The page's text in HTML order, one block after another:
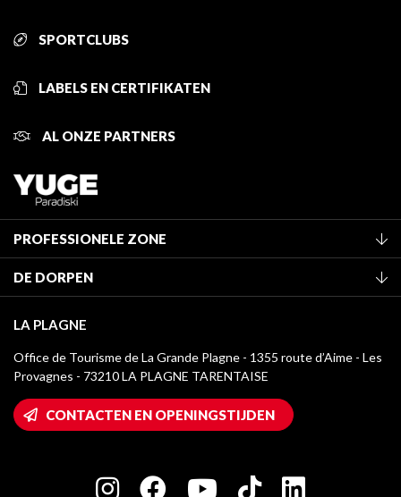
SPORTCLUBS
LABELS EN CERTIFIKATEN
AL ONZE PARTNERS
PROFESSIONELE ZONE
Classificatie van de gemeubileerde accommodaties
Verblijfstaks
Mediatheek
La Plagne logo's
Wifi toegang
Huis van de eigenaar
Charter van toegewijde spelers
DE DORPEN
Montchavin - Les Coches
Champagny-en-Vanoise
Plagne 1800
LA PLAGNE
Office de Tourisme de La Grande Plagne - 1355 route d’Aime - Les
Provagnes - 73210 LA PLAGNE TARENTAISE
CONTACTEN EN OPENINGSTIJDEN